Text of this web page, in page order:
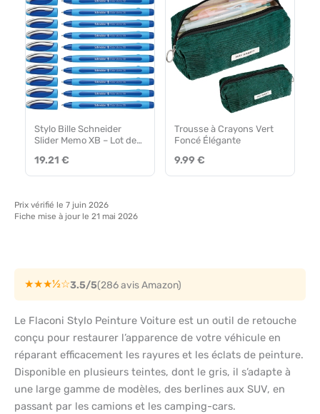
Stylo Bille Schneider
Slider Memo XB – Lot de
19.21 €
Trousse à Crayons Vert
Foncé Élégante
9.99 €
Prix vérifié le 7 juin 2026
Fiche mise à jour le 21 mai 2026
★★★½☆3.5/5(286 avis Amazon)
Le Flaconi Stylo Peinture Voiture est un outil de retouche
conçu pour restaurer l’apparence de votre véhicule en
réparant efficacement les rayures et les éclats de peinture.
Disponible en plusieurs teintes, dont le gris, il s’adapte à
une large gamme de modèles, des berlines aux SUV, en
passant par les camions et les camping-cars.